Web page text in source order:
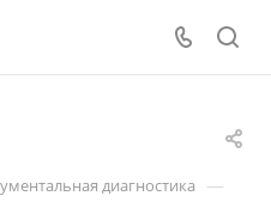
диагностика —